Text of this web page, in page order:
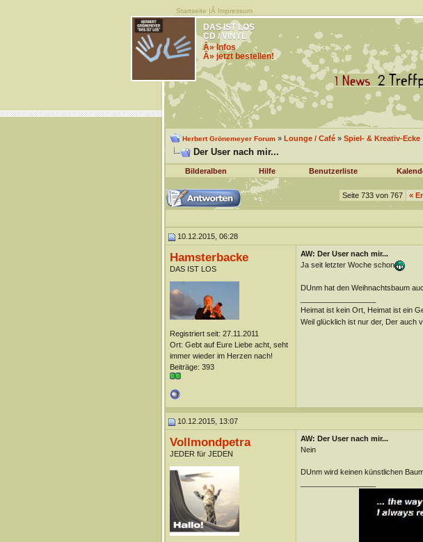
Startseite |Â Impressum
DAS IST LOS
CD / VINYL
Â» Infos
Â» jetzt bestellen!
Herbert Grönemeyer Forum» Lounge / Café» Spiel- & Kreativ-Ecke
Der User nach mir...
Bilderalben Hilfe Benutzerliste
Seite 733 von 767 «
10.12.2015, 06:28
Hamsterbacke
DAS IST LOS
Registriert seit: 27.11.2011
Ort: Gebt auf Eure Liebe acht, seht
immer wieder im Herzen nach!
Beiträge: 393
AW: Der User nach mir...
Ja seit letzter Woche schon
DUnm hat den Weihnachtsbaum
Heimat ist kein Ort, Heimat ist ein
Weil glücklich ist nur der, Der auch
10.12.2015, 13:07
Vollmondpetra
JEDER für JEDEN
AW: Der User nach mir...
Nein
DUnm wird keinen künstlichen